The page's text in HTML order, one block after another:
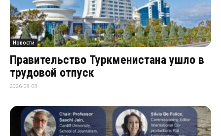
Новости
Правительство Туркменистана ушло в
трудовой отпуск
2026-08-03